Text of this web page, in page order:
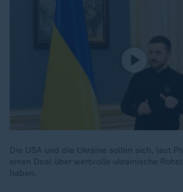
Die USA und die Ukraine sollen sich, laut
einen Deal über wertvolle ukrainische
haben.